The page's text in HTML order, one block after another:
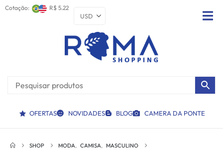
Cotação: R$ 5.22
OFERTAS NOVIDADES BLOG CAMERA DA PONTE
SHOP MODA, CAMISA, MASCULINO